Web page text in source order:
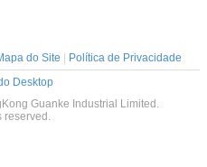
do Site
Política de Privacidade
Desktop
Guanke Industrial Limited.
reserved.